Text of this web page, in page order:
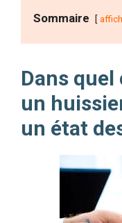
Sommaire
Dans quel
un
un état